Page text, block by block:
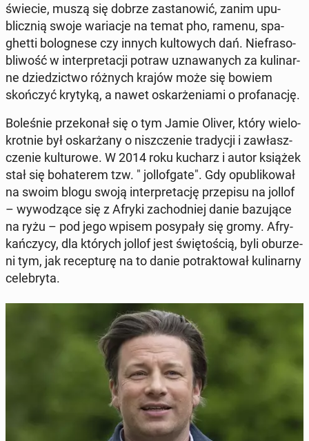
świecie, muszą się dobrze za­sta­no­wić, zanim upu­
blicz­nią swoje wa­ria­cje na temat pho, ramenu, spa­
ghet­ti bo­lo­gne­se czy innych kul­to­wych dań. Nie­fra­so­
bli­wość w in­ter­pre­ta­cji potraw uzna­wa­nych za ku­li­nar­
ne dzie­dzic­two różnych krajów może się bowiem
skoń­czyć krytyką, a nawet oskar­że­nia­mi o pro­fa­na­cję.
Bo­le­śnie prze­ko­nał się o tym Jamie Oliver, który wie­lo­
krot­nie był oskar­ża­ny o nisz­cze­nie tra­dy­cji i za­własz­
cze­nie kul­tu­ro­we. W 2014 roku kucharz i autor książek
stał się bo­ha­te­rem tzw. " jol­lo­fga­te". Gdy opu­bli­ko­wał
na swoim blogu swoją in­ter­pre­ta­cję prze­pi­su na jollof
– wy­wo­dzą­ce się z Afryki za­chod­niej danie ba­zu­ją­ce
na ryżu – pod jego wpisem po­sy­pa­ły się gromy. Afry­
kań­czy­cy, dla których jollof jest świę­to­ścią, byli obu­rze­
ni tym, jak re­cep­tu­rę na to danie po­trak­to­wał ku­li­nar­ny
ce­le­bry­ta.